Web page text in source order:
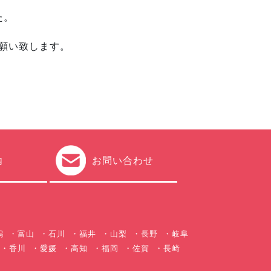
致します。
お問い合わせ
富山 石川 福井 山梨 長野
岐阜
香川
愛媛 高知 福岡 佐賀 長崎